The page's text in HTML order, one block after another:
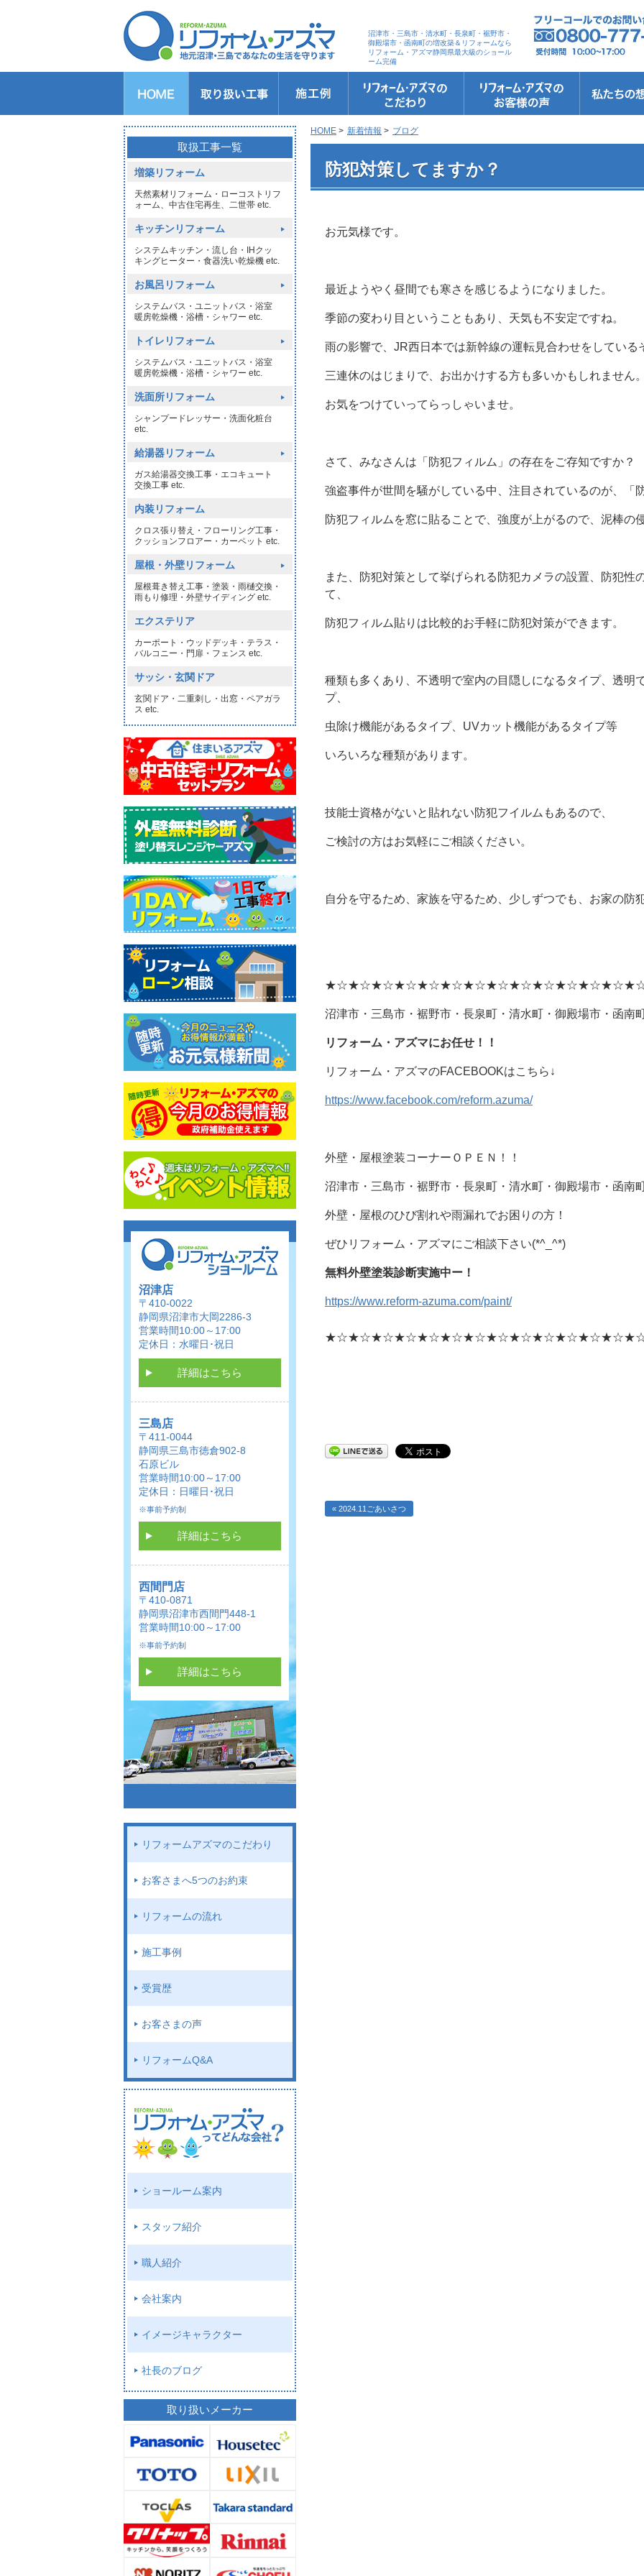
沼津市・三島市・清水町・長泉町・裾野市・
御殿場市・函南町の増改築＆リフォームなら
リフォーム・アズマ静岡県最大級のショール
ーム完備
キッチンのリフォーム
バスルームのリフォーム
トイレのリフォーム
洗面所のリフォーム
給湯器交換
窓リフォーム
玄関リフォーム
1DAYリフォーム
外壁・屋根塗装 リフォーム・アズマのこだわり
お客さまへの5つのお約束
リフォームの流れ
リフォームQ&A
安心保証
リフォームローン相談
HOME > 新着情報 > ブログ
> 防犯対策してますか？
防犯対策してますか？
お元気様です。
最近ようやく昼間でも寒さを感じるようになりました。
季節の変わり目ということもあり、天気も不安定ですね。
雨の影響で、JR西日本では新幹線の運転見合わせをしている
三連休のはじまりで、お出かけする方も多いかもしれません。
お気をつけていってらっしゃいませ。
さて、みなさんは「防犯フィルム」の存在をご存知ですか？
強盗事件が世間を騒がしている中、注目されているのが、「
防犯フィルムを窓に貼ることで、強度が上がるので、泥棒の
また、防犯対策として挙げられる防犯カメラの設置、防犯性
て、
防犯フィルム貼りは比較的お手軽に防犯対策ができます。
種類も多くあり、不透明で室内の目隠しになるタイプ、透明
プ、
虫除け機能があるタイプ、UVカット機能があるタイプ等
いろいろな種類があります。
技能士資格がないと貼れない防犯フイルムもあるので、
ご検討の方はお気軽にご相談ください。
自分を守るため、家族を守るため、少しずつでも、お家の防
沼津市・三島市・裾野市・長泉町・清水町・御殿場市・函南
リフォーム・アズマにお任せ！！
リフォーム・アズマのFACEBOOKはこちら↓
https://www.facebook.com/reform.azuma/
外壁・屋根塗装コーナーＯＰＥＮ！！
沼津市・三島市・裾野市・長泉町・清水町・御殿場市・函南
外壁・屋根のひび割れや雨漏れでお困りの方！
ぜひリフォーム・アズマにご相談下さい(*^_^*)
無料外壁塗装診断実施中ー！
https://www.reform-azuma.com/paint/
« 2024.11ごあいさつ
取扱工事一覧
増築リフォーム
天然素材リフォーム・ローコストリフ
ォーム、中古住宅再生、二世帯 etc.
キッチンリフォーム
システムキッチン・流し台・IHクッ
キングヒーター・食器洗い乾燥機 etc.
お風呂リフォーム
システムバス・ユニットバス・浴室
暖房乾燥機・浴槽・シャワー etc.
トイレリフォーム
システムバス・ユニットバス・浴室
暖房乾燥機・浴槽・シャワー etc.
洗面所リフォーム
シャンプードレッサー・洗面化粧台
etc.
給湯器リフォーム
ガス給湯器交換工事・エコキュート
交換工事 etc.
内装リフォーム
クロス張り替え・フローリング工事・
クッションフロアー・カーペット etc.
屋根・外壁リフォーム
屋根葺き替え工事・塗装・雨樋交換・
雨もり修理・外壁サイディング etc.
エクステリア
カーポート・ウッドデッキ・テラス・
バルコニー・門扉・フェンス etc.
サッシ・玄関ドア
玄関ドア・二重刺し・出窓・ペアガラ
ス etc.
沼津店
〒410-0022
静岡県沼津市大岡2286-3
営業時間10:00～17:00
定休日：水曜日･祝日
詳細はこちら
三島店
〒411-0044
静岡県三島市徳倉902-8
石原ビル
営業時間10:00～17:00
定休日：日曜日･祝日
※事前予約制
詳細はこちら
西間門店
〒410-0871
静岡県沼津市西間門448-1
営業時間10:00～17:00
※事前予約制
詳細はこちら
リフォームアズマのこだわり
お客さまへ5つのお約束
リフォームの流れ
施工事例
受賞歴
お客さまの声
リフォームQ&A
ショールーム案内
スタッフ紹介
職人紹介
会社案内
イメージキャラクター
社長のブログ
取り扱いメーカー